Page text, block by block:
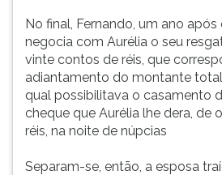
No final, Fernando, um ano
negocia com Aurélia o seu
vinte contos de réis, que
adiantamento do montante
qual possibilitava o casamento
cheque que Aurélia lhe dera, de
réis, na noite de núpcias
Separam-se, então, a esposa